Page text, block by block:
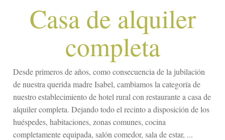
Casa de alquiler
completa
Desde primeros de años, como consecuencia de la jubilación
de nuestra querida madre Isabel, cambiamos la categoría de
nuestro establecimiento de hotel rural con restaurante a casa de
alquiler completa. Dejando todo el recinto a disposición de los
huéspedes, habitaciones, zonas comunes, cocina
completamente equipada, salón comedor, sala de estar, ...